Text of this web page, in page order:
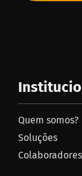
Quem somos?
Soluções
Colaboradores